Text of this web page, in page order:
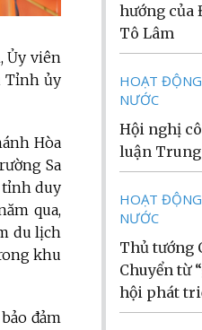
Ủy viên
Tỉnh ủy
Hòa
Sa
tỉnh duy
qua,
du lịch
khu
đảm
hướng của
Tô Lâm
HOẠT
NƯỚC
Hội nghị
luận Trung
HOẠT
NƯỚC
Thủ tướng
Chuyển từ
hội phát